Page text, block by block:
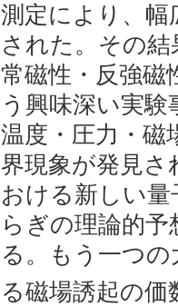
測定により、幅
された。その
常磁性・反強磁
う興味深い実
温度・圧力・磁
界現象が発見
おける新しい
らぎの理論的
る。もう一つ
る磁場誘起の